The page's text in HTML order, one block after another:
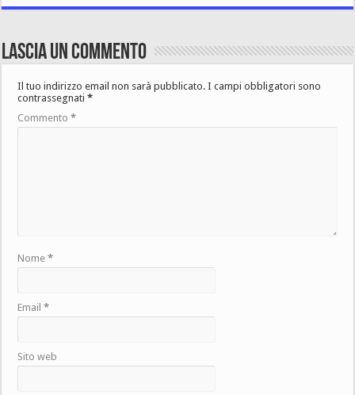
Lascia un commento
Il tuo indirizzo email non sarà pubblicato. I campi obbligatori sono
contrassegnati*
Commento*
Nome*
Email*
Sito web